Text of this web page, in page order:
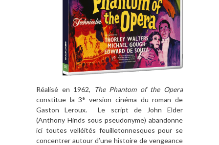
Réalisé en 1962, The Phantom of the Opera
constitue la 3e
version cinéma du roman de
Gaston Leroux. Le script de John Elder
(Anthony Hinds sous pseudonyme) abandonne
ici toutes velléités feuilletonnesques pour se
concentrer autour d’une histoire de vengeance